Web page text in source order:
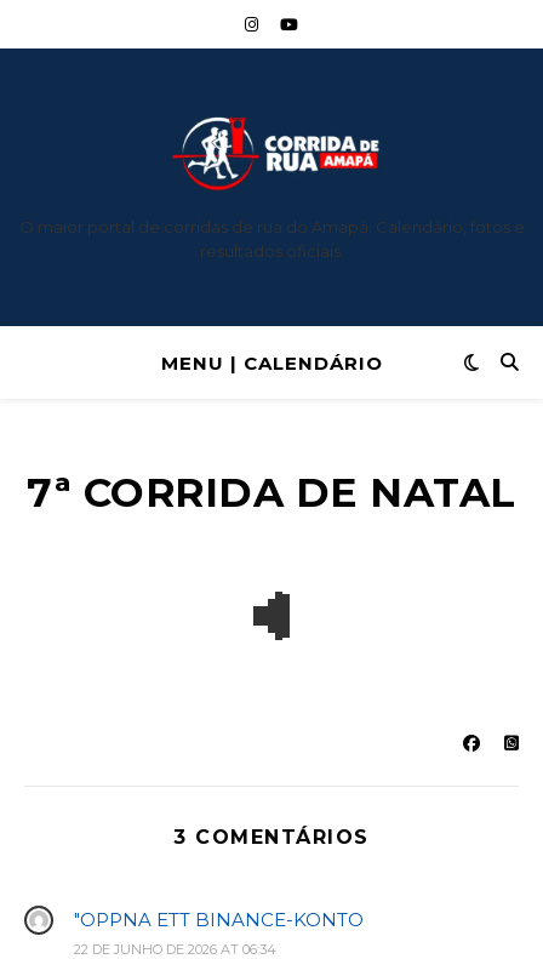
O maior portal de corridas de rua do Amapá: Calendário, fotos e
resultados oficiais.
MENU | CALENDÁRIO
7ª CORRIDA DE NATAL
3 COMENTÁRIOS
"OPPNA ETT BINANCE-KONTO
22 DE JUNHO DE 2026 AT 06:34